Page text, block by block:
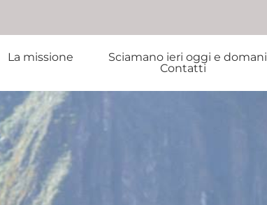
La missione Sciamano ieri oggi e domani
Contatti